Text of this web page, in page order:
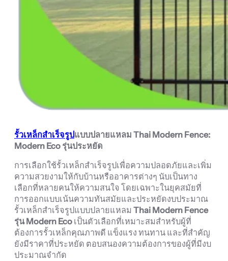
รั้วเหล็กสำเร็จรูปแบบปลายแหลม Thai Modern Fence:
Modern Eco รุ่นประหยัด
การเลือกใช้รั้วเหล็กสำเร็จรูปเพื่อความปลอดภัยและเพิ่ม
ความสวยงามให้กับบ้านหรืออาคารต่างๆ นับเป็นทาง
เลือกที่หลายคนให้ความสนใจ โดยเฉพาะในยุคสมัยที่
การออกแบบเน้นความทันสมัยและประหยัดงบประมาณ
รั้วเหล็กสำเร็จรูปแบบปลายแหลม Thai Modern Fence
รุ่น Modern Eco เป็นตัวเลือกที่เหมาะสมสำหรับผู้ที่
ต้องการรั้วเหล็กคุณภาพดี แข็งแรง ทนทาน และที่สำคัญ
ยังมีราคาที่ประหยัด ตอบสนองความต้องการของผู้ที่มีงบ
ประมาณจำกัด